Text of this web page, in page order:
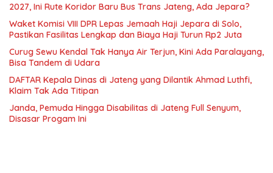
2027, Ini Rute Koridor Baru Bus Trans Jateng, Ada Jepara?
Waket Komisi VIII DPR Lepas Jemaah Haji Jepara di Solo,
Pastikan Fasilitas Lengkap dan Biaya Haji Turun Rp2 Juta
Curug Sewu Kendal Tak Hanya Air Terjun, Kini Ada Paralayang,
Bisa Tandem di Udara
DAFTAR Kepala Dinas di Jateng yang Dilantik Ahmad Luthfi,
Klaim Tak Ada Titipan
Janda, Pemuda Hingga Disabilitas di Jateng Full Senyum,
Disasar Progam Ini